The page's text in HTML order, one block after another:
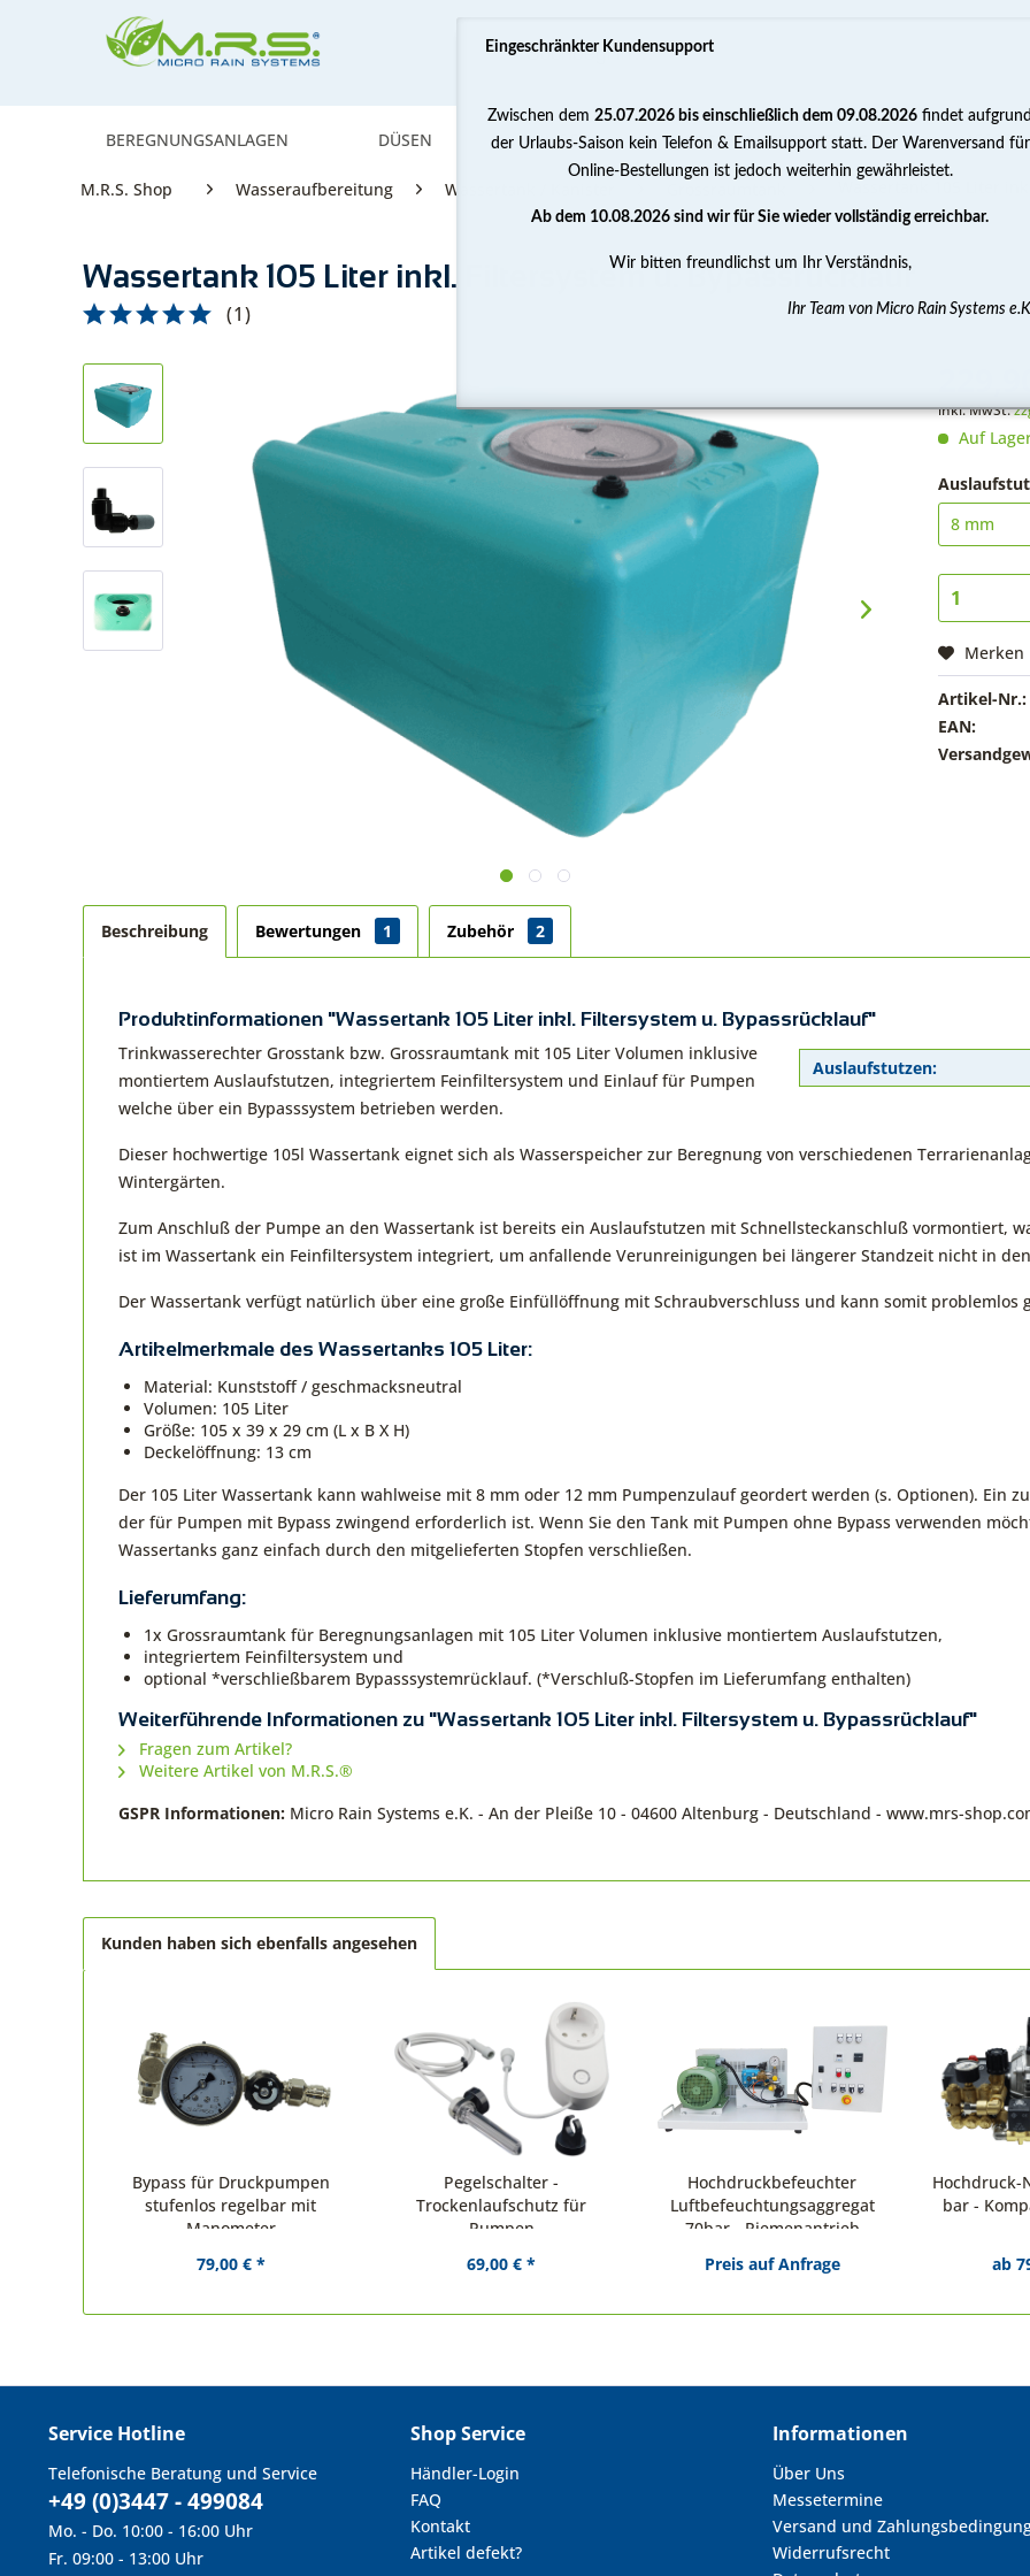
BEREGNUNGSANLAGEN DÜSEN PUMPEN WASSERAUFBEREITUNG MESSEN
M.R.S. Shop Wasseraufbereitung Wassertank / Kanister Wassertank 105 Liter
Wassertank 105 Liter inkl. Filtersystem u. Bypassrücklauf
(1)
inkl. MwSt.
Auf
Merken
Artikel-Nr.:
EAN:
Beschreibung Bewertungen 1 Zubehör 2
Produktinformationen "Wassertank 105 Liter inkl. Filtersystem u. Bypassrücklauf"
Auslaufstutzen:
Trinkwasserechter Grosstank bzw. Grossraumtank mit 105 Liter Volumen inklusive
montiertem Auslaufstutzen, integriertem Feinfiltersystem und Einlauf für Pumpen
welche über ein Bypasssystem betrieben werden.
Dieser hochwertige 105l Wassertank eignet sich als Wasserspeicher zur Beregnung von verschiedenen
Wintergärten.
Zum Anschluß der Pumpe an den Wassertank ist bereits ein Auslaufstutzen mit Schnellsteckanschluß vormontiert,
ist im Wassertank ein Feinfiltersystem integriert, um anfallende Verunreinigungen bei längerer Standzeit nicht in
Der Wassertank verfügt natürlich über eine große Einfüllöffnung mit Schraubverschluss und kann somit
Artikelmerkmale des Wassertanks 105 Liter:
Material: Kunststoff / geschmacksneutral
Volumen: 105 Liter
Größe: 105 x 39 x 29 cm (L x B X H)
Deckelöffnung: 13 cm
Der 105 Liter Wassertank kann wahlweise mit 8 mm oder 12 mm Pumpenzulauf geordert werden (s. Optionen). Ein
der für Pumpen mit Bypass zwingend erforderlich ist. Wenn Sie den Tank mit Pumpen ohne Bypass verwenden
Wassertanks ganz einfach durch den mitgelieferten Stopfen verschließen.
Lieferumfang:
1x Grossraumtank für Beregnungsanlagen mit 105 Liter Volumen inklusive montiertem Auslaufstutzen,
integriertem Feinfiltersystem und
optional *verschließbarem Bypasssystemrücklauf. (*Verschluß-Stopfen im Lieferumfang enthalten)
Weiterführende Informationen zu "Wassertank 105 Liter inkl. Filtersystem u. Bypassrücklauf"
Fragen zum Artikel?
Weitere Artikel von M.R.S.®
GSPR Informationen: Micro Rain Systems e.K. - An der Pleiße 10 - 04600 Altenburg - Deutschland - www.mrs-
Kunden haben sich ebenfalls angesehen
Bypass für Druckpumpen
stufenlos regelbar mit
Manometer
79,00 € *
Pegelschalter -
Trockenlaufschutz für
Pumpen
69,00 € *
Hochdruckbefeuchter
Luftbefeuchtungsaggregat
70bar - Riemenantrieb
Preis auf Anfrage
Hochdruck-
bar -
ab
Service Hotline
Telefonische Beratung und Service
+49 (0)3447 - 499084
Mo. - Do. 10:00 - 16:00 Uhr
Fr. 09:00 - 13:00 Uhr
Shop Service
Händler-Login
FAQ
Kontakt
Artikel defekt?
Informationen
Über Uns
Messetermine
Versand und
Widerrufsrecht
Eingeschränkter Kundensupport
Zwischen dem 25.07.2026 bis einschließlich dem 09.08.2026 findet
der Urlaubs-Saison kein Telefon & Emailsupport statt. Der Warenversand für
Online-Bestellungen ist jedoch weiterhin gewährleistet.
Ab dem 10.08.2026 sind wir für Sie wieder vollständig erreichbar.
Wir bitten freundlichst um Ihr Verständnis,
Ihr Team von Micro Rain Systems